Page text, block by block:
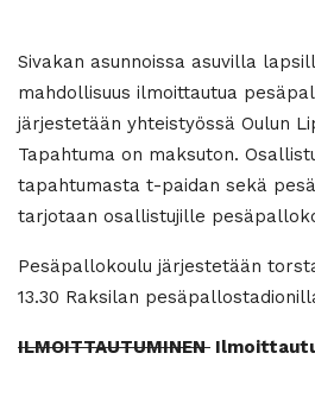
Sivakan asunnoissa asuvilla
mahdollisuus ilmoittautua
järjestetään yhteistyössä Oulun
Tapahtuma on maksuton.
tapahtumasta t-paidan sekä
tarjotaan osallistujille
Pesäpallokoulu järjestetään
13.30 Raksilan
ILMOITTAUTUMINEN